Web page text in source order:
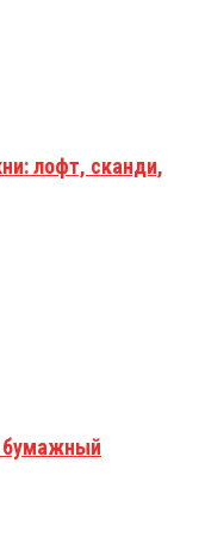
лофт, сканди,
бумажный